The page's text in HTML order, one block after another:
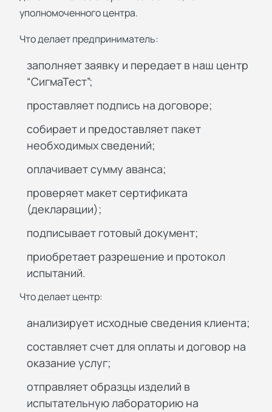
уполномоченного центра.
Что делает предприниматель:
заполняет заявку и передает в наш центр
“СигмаТест”;
проставляет подпись на договоре;
собирает и предоставляет пакет
необходимых сведений;
оплачивает сумму аванса;
проверяет макет сертификата
(декларации);
подписывает готовый документ;
приобретает разрешение и протокол
испытаний.
Что делает центр:
анализирует исходные сведения клиента;
составляет счет для оплаты и договор на
оказание услуг;
отправляет образцы изделий в
испытательную лабораторию на